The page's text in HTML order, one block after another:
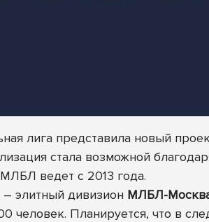
лига представила новый
стала возможной
ведет с 2013 года.
– элитный дивизион МЛБЛ-
человек. Планируется, что в